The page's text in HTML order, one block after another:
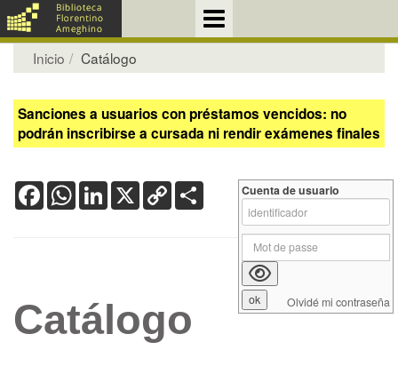
Inicio Catálogo
Sanciones a usuarios con préstamos vencidos: no
podrán inscribirse a cursada ni rendir exámenes finales
FacebookWhatsApp
LinkedIn
X Copy
Link
Catálogo
Cuenta de usuario
Olvidé mi contraseña